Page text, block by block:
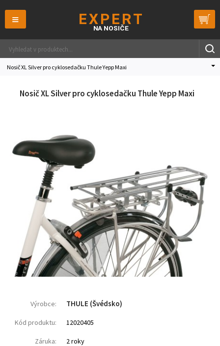
≡
Nosič XL Silver pro cyklosedačku Thule Yepp Maxi
Nosič XL Silver pro cyklosedačku Thule Yepp Maxi
Výrobce: THULE (Švédsko)
Kód produktu: 12020405
Záruka: 2 roky